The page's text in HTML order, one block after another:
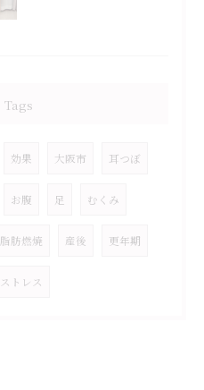
Tags
効果 大阪市 耳つぼ
お腹 足 むくみ
脂肪燃焼 産後 更年期
ストレス